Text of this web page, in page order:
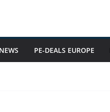
PE-DEALS EUROPE